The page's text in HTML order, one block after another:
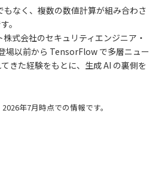
もなく、複数の数値計算が組み合わさ
。
式会社のセキュリティエンジニア・
場以前から TensorFlow で多層ニュー
きた経験をもとに、生成 AI の裏側を
年7月時点での情報です。